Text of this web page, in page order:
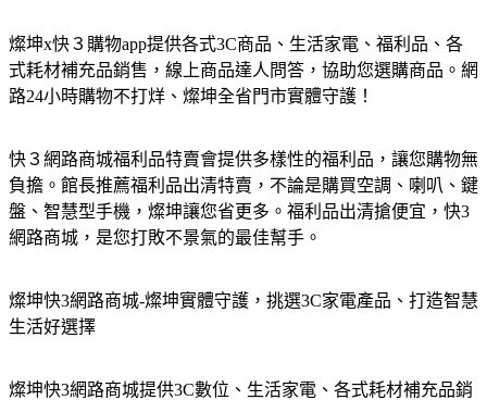
燦坤x快３購物app提供各式3C商品、生活家電、福利品、各
式耗材補充品銷售，線上商品達人問答，協助您選購商品。網
路24小時購物不打烊、燦坤全省門市實體守護！
快３網路商城福利品特賣會提供多樣性的福利品，讓您購物無
負擔。館長推薦福利品出清特賣，不論是購買空調、喇叭、鍵
盤、智慧型手機，燦坤讓您省更多。福利品出清搶便宜，快3
網路商城，是您打敗不景氣的最佳幫手。
燦坤快3網路商城-燦坤實體守護，挑選3C家電產品、打造智慧
生活好選擇
燦坤快3網路商城提供3C數位、生活家電、各式耗材補充品銷